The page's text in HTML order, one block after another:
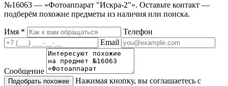
№16063 — «Фотоаппарат "Искра-2"». Оставьте контакт —
подберём похожие предметы из наличия или поиска.
Имя *
Телефон
Email
Сообщение
Подобрать похожее
Нажимая кнопку, вы соглашаетесь с